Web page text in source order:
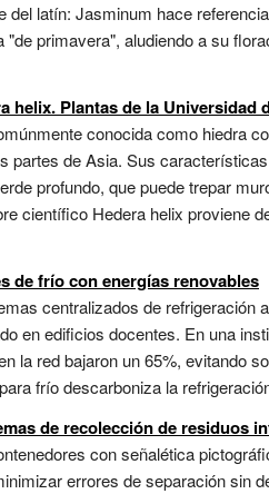
del latín: Jasminum hace
"de primavera", aludiendo a su
helix. Plantas de la Universidad
conocida como hiedra
partes de Asia. Sus
profundo, que puede trepar
científico Hedera helix proviene
de frío con energías renovables
centralizados de refrigeración
en edificios docentes. En una
la red bajaron un 65%, evitando
frío descarboniza la
de recolección de residuos
con señalética
errores de separación sin